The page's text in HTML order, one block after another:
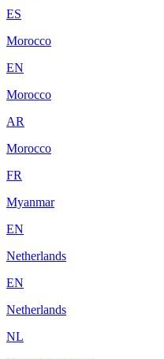
ES
Morocco
EN
Morocco
AR
Morocco
FR
Myanmar
EN
Netherlands
EN
Netherlands
NL